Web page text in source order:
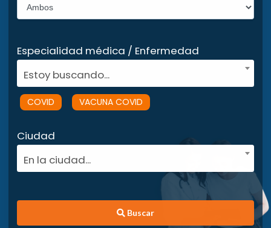
Especialidad médica / Enfermedad
Estoy buscando...
COVID VACUNA COVID
Ciudad
En la ciudad...
Buscar